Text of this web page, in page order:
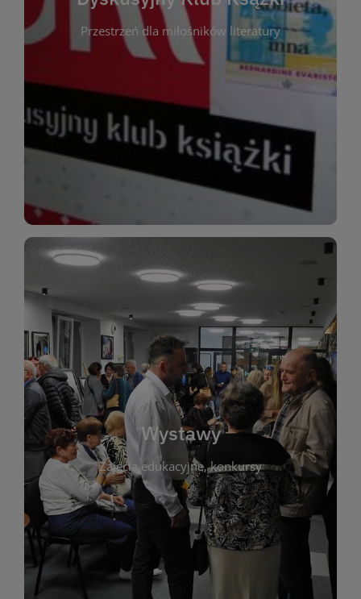
Przestrzeń dla miłośników literatury
Dyskusyjny Klub Ksążki
Dyskusyjny Klub Książki to przestrzeń dla
miłośników literatury, którzy lubią dzielić się
opiniami i emocjami po lekturze. Spotykamy się
regularnie, by rozmawiać o wybranych tytułach z
różnych gatunków literackich. Każde spotkanie to
okazja do inspirującej dyskusji, wymiany
Wystawy
Zajęcia edukacyjne, konkursy
Wystawy
Biblioteka organizuje prezentujące zarówno
sztukę lokalnych twórców, jak i zbiory tematyczne.
W tej sekcji znajdziesz informacje o aktualnych
ekspozycjach oraz archiwum wystaw z
poprzednich lat. Prezentowane prace obejmują
malarstwo, fotografię, rękodzieło i inne formy
artystyczne. Każda wystawa to wyjątkowa okazja
do kontaktu z kulturą i sztuką w przestrzeni
biblioteki. Serdecznie zapraszamy wszystkich
miłośników estetycznych doznań!
WIĘCEJ